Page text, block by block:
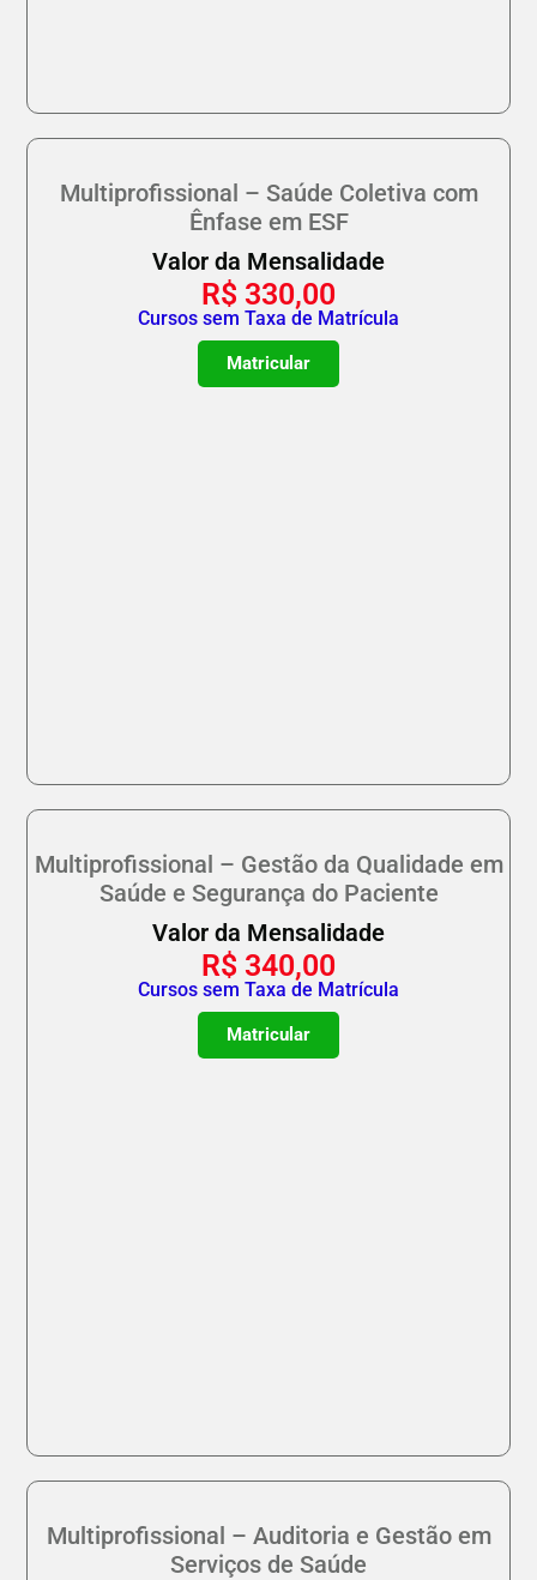
Multiprofissional – Saúde Coletiva com
Ênfase em ESF
Valor da Mensalidade
R$ 330,00
Cursos sem Taxa de Matrícula
Matricular
Multiprofissional – Gestão da Qualidade em
Saúde e Segurança do Paciente
Valor da Mensalidade
R$ 340,00
Cursos sem Taxa de Matrícula
Matricular
Multiprofissional – Auditoria e Gestão em
Serviços de Saúde